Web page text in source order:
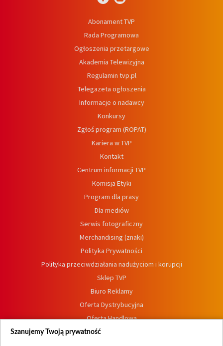
Abonament TVP
Rada Programowa
Ogłoszenia przetargowe
Akademia Telewizyjna
Regulamin tvp.pl
Telegazeta ogłoszenia
Informacje o nadawcy
Konkursy
Zgłoś program (ROPAT)
Kariera w TVP
Kontakt
Centrum informacji TVP
Komisja Etyki
Program dla prasy
Dla mediów
Serwis fotograficzny
Merchandising (znaki)
Polityka Prywatności
Polityka przeciwdziałania nadużyciom i korupcji
Sklep TVP
Biuro Reklamy
Oferta Dystrybucyjna
Oferta Handlowa
Dostępność
Szanujemy Twoją prywatność